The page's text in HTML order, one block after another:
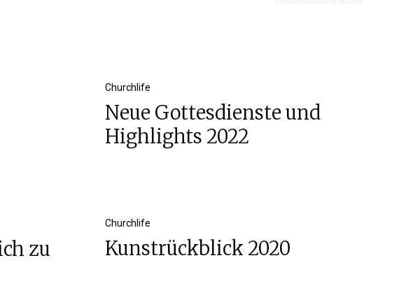
Churchlife
Neue Gottesdienste und
Highlights 2022
zu
Churchlife
Kunstrückblick 2020